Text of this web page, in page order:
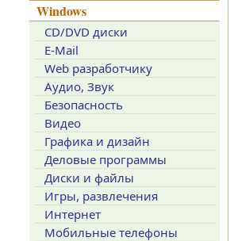
Windows
CD/DVD диски
E-Mail
Web разработчику
Аудио, Звук
Безопасность
Видео
Графика и дизайн
Деловые программы
Диски и файлы
Игры, развлечения
Интернет
Мобильные телефоны